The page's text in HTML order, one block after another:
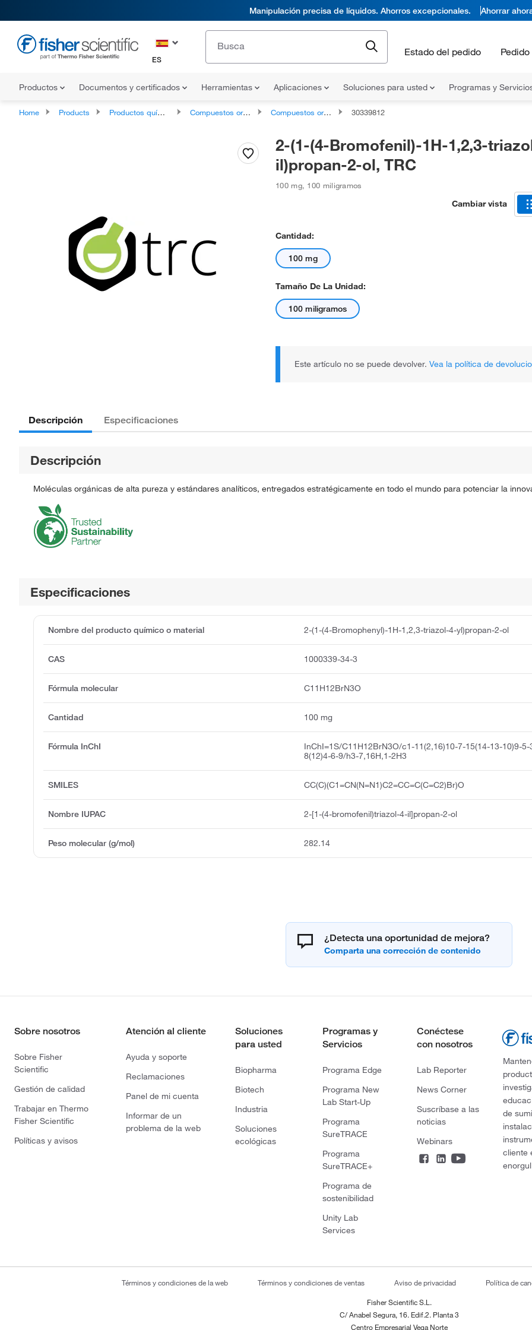
Manipulación precisa de líquidos. Ahorros excepcionales. Ahorrar
ES
Estado del pedido
Productos Documentos y certificados Herramientas Aplicaciones Soluciones para usted Programas y
Home Products Productos químicos Compuestos orgánicos Compuestos orgánicos no clasificados 30339812
2-(1-(4-Bromofenil)-1H-1,2,3-
il)propan-2-ol, TRC
100 mg, 100 miligramos
Cambiar vista
Cantidad:
100 mg
Tamaño De La Unidad:
100 miligramos
Este artículo no se puede devolver. Vea la política de
Descripción Especificaciones
Descripción
Moléculas orgánicas de alta pureza y estándares analíticos, entregados estratégicamente en todo el mundo para potenciar la
Especificaciones
Nombre del producto químico o material 2-(1-(4-Bromophenyl)-1H-1,2,3-triazol-4-yl)propan-2-ol
CAS 1000339-34-3
Fórmula molecular C11H12BrN3O
Cantidad 100 mg
Fórmula InChI
InChI=1S/C11H12BrN3O/c1-11(2,16)10-7-15(14-13-10)9-5-
8(12)4-6-9/h3-7,16H,1-2H3
SMILES CC(C)(C1=CN(N=N1)C2=CC=C(C=C2)Br)O
Nombre IUPAC 2-[1-(4-bromofenil)triazol-4-il]propan-2-ol
Peso molecular (g/mol) 282.14
¿Detecta una oportunidad de mejora?
Sobre nosotros
Sobre Fisher
Scientific
Gestión de calidad
Trabajar en Thermo
Fisher Scientific
Políticas y avisos
Atención al cliente
Ayuda y soporte
Reclamaciones
Panel de mi cuenta
Informar de un
problema de la web
Soluciones
para usted
Biopharma
Biotech
Industria
Soluciones
ecológicas
Programas y
Servicios
Programa Edge
Programa New
Lab Start-Up
Programa
SureTRACE
Programa
SureTRACE+
Programa de
sostenibilidad
Unity Lab
Services
Conéctese
con nosotros
Lab Reporter
News Corner
Suscríbase a las
noticias
Webinars
de
cliente
Términos y condiciones de la web Términos y condiciones de ventas Aviso de privacidad Política de
Fisher Scientific S.L.
C/ Anabel Segura, 16. Edif.2. Planta 3
Centro Empresarial Vega Norte